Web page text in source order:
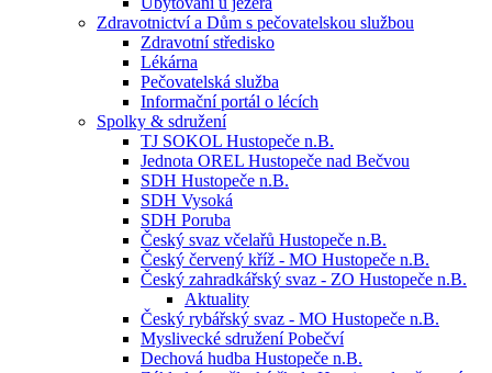
Zdravotnictví a Dům s pečovatelskou službou
Zdravotní středisko
Lékárna
Pečovatelská služba
Informační portál o lécích
Spolky & sdružení
TJ SOKOL Hustopeče n.B.
Jednota OREL Hustopeče nad Bečvou
SDH Hustopeče n.B.
SDH Vysoká
SDH Poruba
Český svaz včelařů Hustopeče n.B.
Český červený kříž - MO Hustopeče n.B.
Český zahradkářský svaz - ZO Hustopeče n.B.
Aktuality
Český rybářský svaz - MO Hustopeče n.B.
Myslivecké sdružení Pobečví
Dechová hudba Hustopeče n.B.